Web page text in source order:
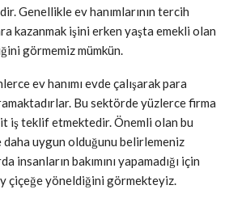
Genellikle ev hanımlarının tercih
kazanmak işini erken yaşta emekli olan
görmemiz mümkün.
ev hanımı evde çalışarak para
Bu sektörde yüzlerce firma
iş teklif etmektedir. Önemli olan bu
uygun olduğunu belirlemeniz
insanların bakımını yapamadığı için
çiçeğe yöneldiğini görmekteyiz.